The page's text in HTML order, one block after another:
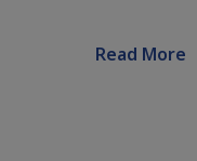
Read More